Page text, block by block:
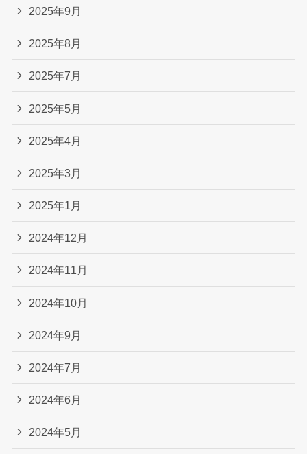
2025年9月
2025年8月
2025年7月
2025年5月
2025年4月
2025年3月
2025年1月
2024年12月
2024年11月
2024年10月
2024年9月
2024年7月
2024年6月
2024年5月